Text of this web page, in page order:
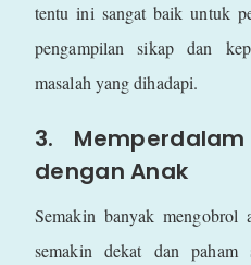
tentu ini sangat baik untuk
pengampilan sikap dan
masalah yang dihadapi.
3.
dengan Anak
Semakin banyak
semakin dekat dan